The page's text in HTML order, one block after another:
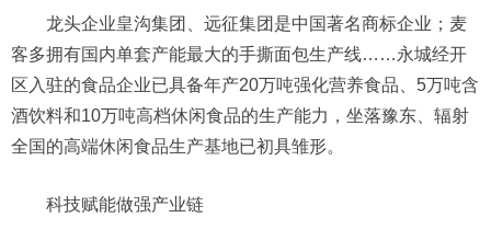
龙头企业皇沟集团、远征集团是中国著名商标企业；麦
客多拥有国内单套产能最大的手撕面包生产线……永城经开
区入驻的食品企业已具备年产20万吨强化营养食品、5万吨含
酒饮料和10万吨高档休闲食品的生产能力，坐落豫东、辐射
全国的高端休闲食品生产基地已初具雏形。
科技赋能做强产业链